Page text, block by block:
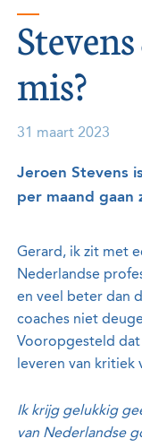
mis?
31 maart 2023
Jeroen Stevens
per maand gaan
Gerard, ik zit met
Nederlandse
en veel beter dan
coaches niet
Vooropgesteld
leveren van kritiek
Ik krijg gelukkig
van Nederlandse